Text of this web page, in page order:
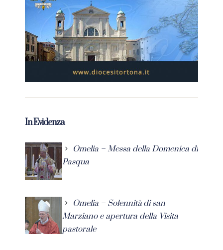
In Evidenza
Omelia – Messa della Domenica di
Pasqua
Omelia – Solennità di san
Marziano e apertura della Visita
pastorale